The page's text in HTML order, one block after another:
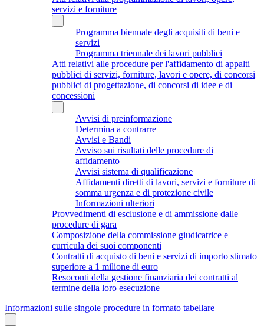
servizi e forniture
Programma biennale degli acquisiti di beni e
servizi
Programma triennale dei lavori pubblici
Atti relativi alle procedure per l'affidamento di appalti
pubblici di servizi, forniture, lavori e opere, di concorsi
pubblici di progettazione, di concorsi di idee e di
concessioni
Avvisi di preinformazione
Determina a contrarre
Avvisi e Bandi
Avviso sui risultati delle procedure di
affidamento
Avvisi sistema di qualificazione
Affidamenti diretti di lavori, servizi e forniture di
somma urgenza e di protezione civile
Informazioni ulteriori
Provvedimenti di esclusione e di ammissione dalle
procedure di gara
Composizione della commissione giudicatrice e
curricula dei suoi componenti
Contratti di acquisto di beni e servizi di importo stimato
superiore a 1 milione di euro
Resoconti della gestione finanziaria dei contratti al
termine della loro esecuzione
Informazioni sulle singole procedure in formato tabellare